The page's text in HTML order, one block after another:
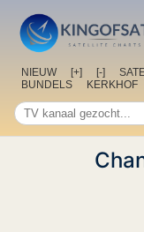
NIEUW [+] [-]
BUNDELS
KERKHOF